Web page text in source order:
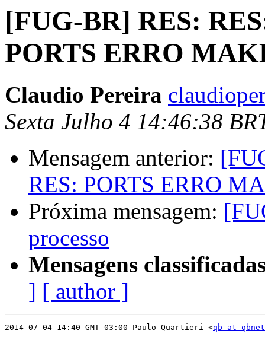
[FUG-BR] RES:
PORTS ERRO
Claudio Pereira
Sexta Julho 4 14:46:38
Mensagem anterior:
RES: PORTS ERRO
Próxima mensagem:
processo
Mensagens
] [ author ]
2014-07-04 14:40 GMT-03:00 Paulo Quartieri <qb at